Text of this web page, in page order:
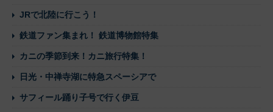
JRで北陸に行こう！
鉄道ファン集まれ！ 鉄道博物館特集
カニの季節到来！カニ旅行特集！
日光・中禅寺湖に特急スペーシアで
サフィール踊り子号で行く伊豆